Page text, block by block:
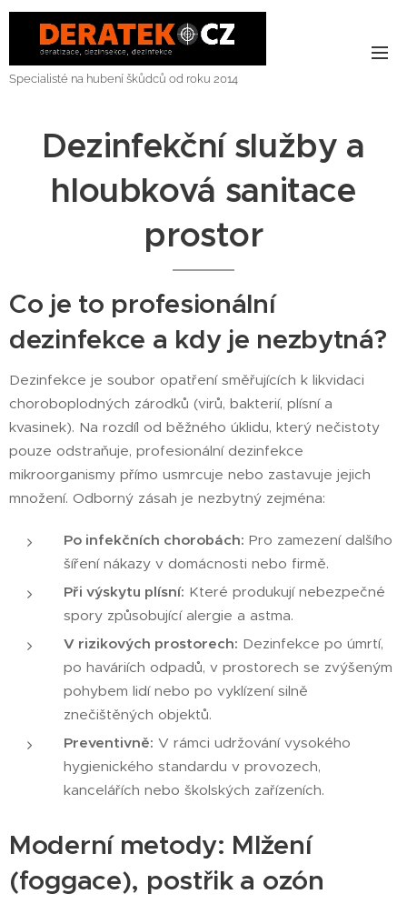
Specialisté na hubení škůdců od roku 2014
Dezinfekční služby a
hloubková sanitace
prostor
Co je to profesionální
dezinfekce a kdy je nezbytná?
Dezinfekce je soubor opatření směřujících k likvidaci
choroboplodných zárodků (virů, bakterií, plísní a
kvasinek). Na rozdíl od běžného úklidu, který nečistoty
pouze odstraňuje, profesionální dezinfekce
mikroorganismy přímo usmrcuje nebo zastavuje jejich
množení. Odborný zásah je nezbytný zejména:
Po infekčních chorobách: Pro zamezení dalšího
šíření nákazy v domácnosti nebo firmě.
Při výskytu plísní: Které produkují nebezpečné
spory způsobující alergie a astma.
V rizikových prostorech: Dezinfekce po úmrtí,
po haváriích odpadů, v prostorech se zvýšeným
pohybem lidí nebo po vyklízení silně
znečištěných objektů.
Preventivně: V rámci udržování vysokého
hygienického standardu v provozech,
kancelářích nebo školských zařízeních.
Moderní metody: Mlžení
(foggace), postřik a ozón